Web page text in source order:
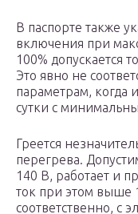
В паспорте также
включения при
100% допускается
Это явно не
параметрам, когда
сутки с
Греется
перегрева.
140 В, работает и
ток при этом выше
соответственно, с